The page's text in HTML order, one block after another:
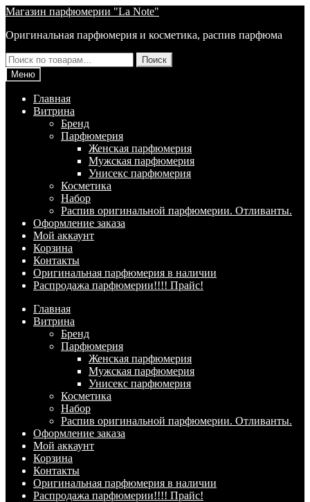
Перейти
навигации
Перейти
содержимому
Магазин парфюмерии "La Note"
Оригинальная парфюмерия и косметика, распив парфюма
Искать:
Поиск
Меню
Главная
Витрина
Брeнд
Парфюмерия
Женская парфюмерия
Мужская парфюмерия
Унисекс парфюмерия
Косметика
Набор
Распив оригинальной парфюмерии. Отливанты.
Оформление заказа
Мой аккаунт
Корзина
Контакты
Оригинальная парфюмерия в наличии
Распродажа парфюмерии!!!! Прайс!
Главная
Витрина
Брeнд
Парфюмерия
Женская парфюмерия
Мужская парфюмерия
Унисекс парфюмерия
Косметика
Набор
Распив оригинальной парфюмерии. Отливанты.
Оформление заказа
Мой аккаунт
Корзина
Контакты
Оригинальная парфюмерия в наличии
Распродажа парфюмерии!!!! Прайс!